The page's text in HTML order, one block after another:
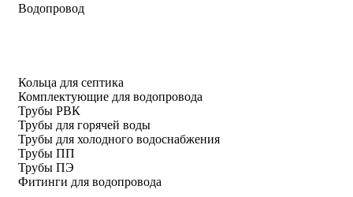
Водопровод
Кольца для септика
Комплектующие для водопровода
Трубы РВК
Трубы для горячей воды
Трубы для холодного водоснабжения
Трубы ПП
Трубы ПЭ
Фитинги для водопровода